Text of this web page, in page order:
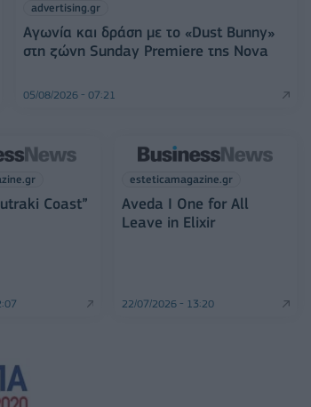
advertising.gr
Αγωνία και δράση με το «Dust Bunny»
στη ζώνη Sunday Premiere της Nova
05/08/2026 - 07:21
Coast”
esteticamagazine.gr
Aveda I One for All
Leave in Elixir
22/07/2026 - 13:20